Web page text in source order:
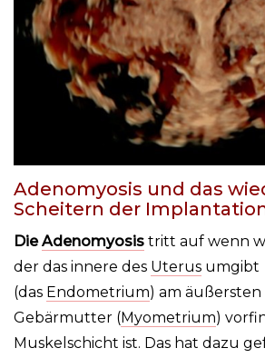
Adenomyosis und das
Scheitern der
DieAdenomyosis tritt auf wenn
der das innere des Uterus umgibt
(das Endometrium) am äußersten
Gebärmutter (Myometrium)
Muskelschicht ist. Das hat dazu